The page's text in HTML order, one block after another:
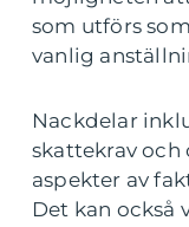
som utförs
vanlig
Nackdelar
skattekrav och
aspekter av
Det kan också